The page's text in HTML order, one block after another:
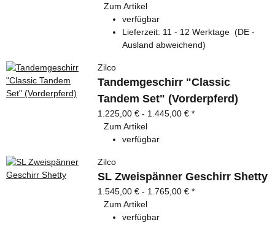
Zum Artikel
verfügbar
Lieferzeit: 11 - 12 Werktage(DE -
Ausland abweichend)
Zilco
Tandemgeschirr "Classic
Tandem Set" (Vorderpferd)
1.225,00 € - 1.445,00 €*
Zum Artikel
verfügbar
Zilco
SL Zweispänner Geschirr Shetty
1.545,00 € - 1.765,00 €*
Zum Artikel
verfügbar